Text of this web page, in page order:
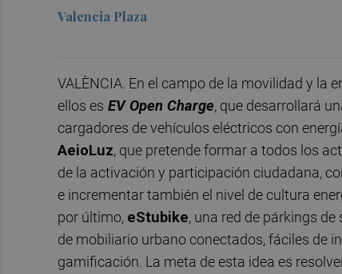
Valencia Plaza
VALÈNCIA. En el campo de la movilidad y la
ellos es EV Open Charge, que desarrollará
cargadores de vehículos eléctricos con
AeioLuz, que pretende formar a todos los
de la activación y participación ciudadana,
e incrementar también el nivel de cultura
por último, eStubike, una red de párkings
de mobiliario urbano conectados, fáciles de
gamificación. La meta de esta idea es